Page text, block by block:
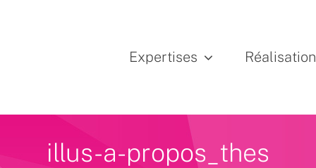
Expertises
illus-a-propos_thes